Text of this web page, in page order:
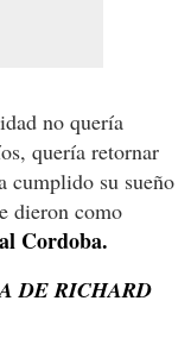
no quería
quería retornar
cumplido su sueño
dieron como
Cordoba.
DE RICHARD